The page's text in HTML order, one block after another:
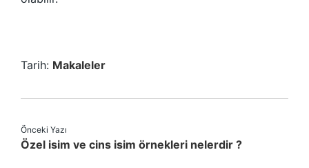
Tarih: Makaleler
Önceki Yazı
Özel isim ve cins isim örnekleri nelerdir ?